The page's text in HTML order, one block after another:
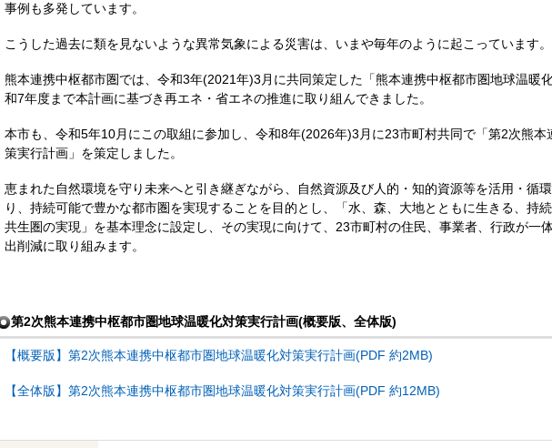
事例も多発しています。
こうした過去に類を見ないような異常気象による災害は、いまや毎年のように起こっています。
熊本連携中枢都市圏では、令和3年(2021年)3月に共同策定した「熊本連携中枢都市圏地球温暖
和7年度まで本計画に基づき再エネ・省エネの推進に取り組んできました。
本市も、令和5年10月にこの取組に参加し、令和8年(2026年)3月に23市町村共同で「第2次熊
策実行計画」を策定しました。
恵まれた自然環境を守り未来へと引き継ぎながら、自然資源及び人的・知的資源等を活用・循
り、持続可能で豊かな都市圏を実現することを目的とし、「水、森、大地とともに生きる、持
共生圏の実現」を基本理念に設定し、その実現に向けて、23市町村の住民、事業者、行政が一
出削減に取り組みます。
第2次熊本連携中枢都市圏地球温暖化対策実行計画(概要版、全体版)
【概要版】第2次熊本連携中枢都市圏地球温暖化対策実行計画(PDF 約2MB)
【全体版】第2次熊本連携中枢都市圏地球温暖化対策実行計画(PDF 約12MB)